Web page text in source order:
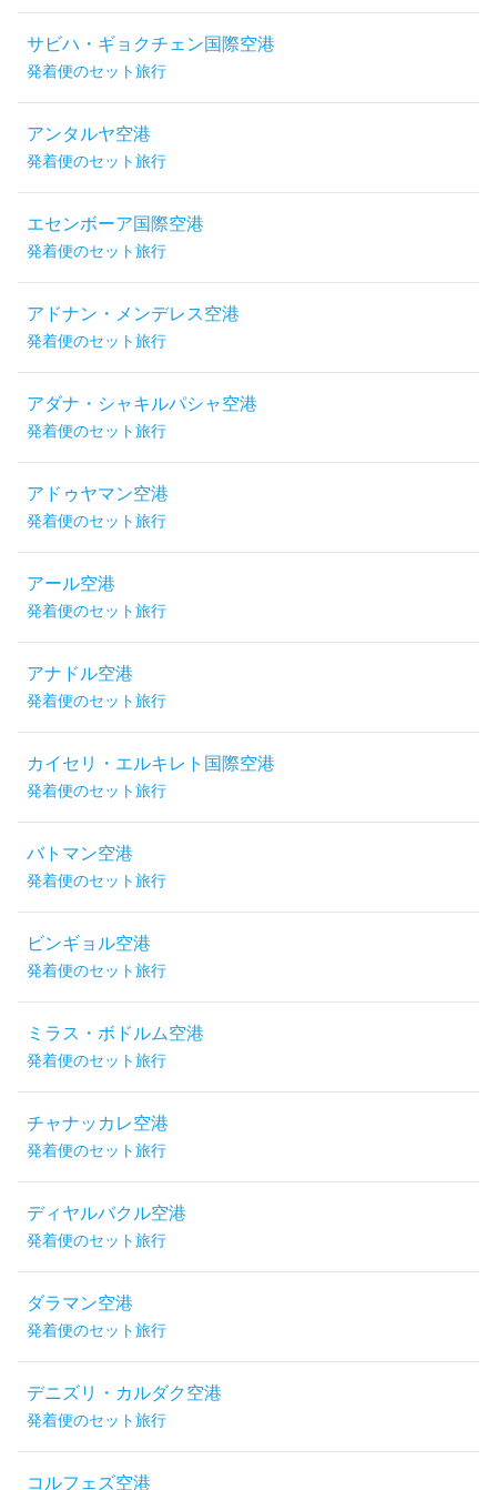
サビハ・ギョクチェン国際空港
発着便のセット旅行
アンタルヤ空港
発着便のセット旅行
エセンボーア国際空港
発着便のセット旅行
アドナン・メンデレス空港
発着便のセット旅行
アダナ・シャキルパシャ空港
発着便のセット旅行
アドゥヤマン空港
発着便のセット旅行
アール空港
発着便のセット旅行
アナドル空港
発着便のセット旅行
カイセリ・エルキレト国際空港
発着便のセット旅行
バトマン空港
発着便のセット旅行
ビンギョル空港
発着便のセット旅行
ミラス・ボドルム空港
発着便のセット旅行
チャナッカレ空港
発着便のセット旅行
ディヤルバクル空港
発着便のセット旅行
ダラマン空港
発着便のセット旅行
デニズリ・カルダク空港
発着便のセット旅行
コルフェズ空港